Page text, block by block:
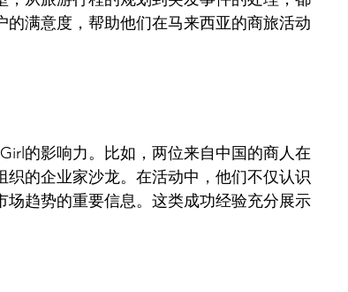
满意度，帮助他们在马来西亚的商旅活动
的影响力。比如，两位来自中国的商人在
的企业家沙龙。在活动中，他们不仅认识
趋势的重要信息。这类成功经验充分展示